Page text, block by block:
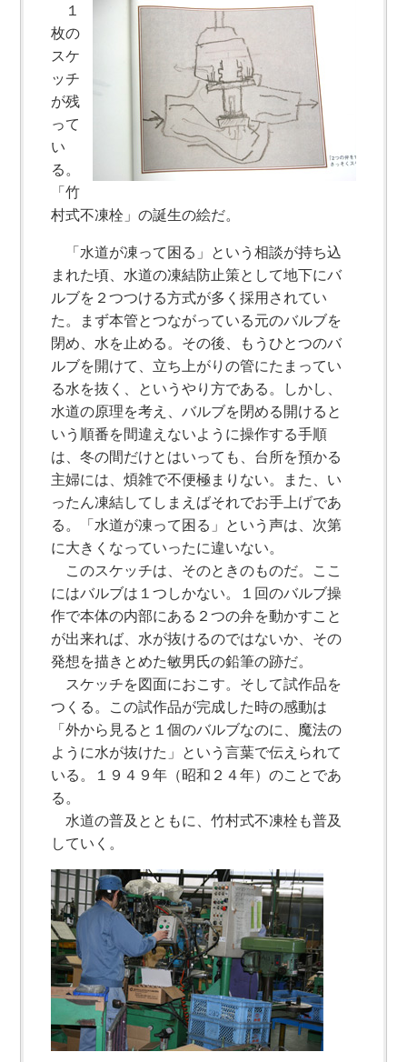
１
枚の
スケ
ッチ
が残
って
い
る。
「竹
村式不凍栓」の誕生の絵だ。
「水道が凍って困る」という相談が持ち込
まれた頃、水道の凍結防止策として地下にバ
ルブを２つつける方式が多く採用されてい
た。まず本管とつながっている元のバルブを
閉め、水を止める。その後、もうひとつのバ
ルブを開けて、立ち上がりの管にたまってい
る水を抜く、というやり方である。しかし、
水道の原理を考え、バルブを閉める開けると
いう順番を間違えないように操作する手順
は、冬の間だけとはいっても、台所を預かる
主婦には、煩雑で不便極まりない。また、い
ったん凍結してしまえばそれでお手上げであ
る。「水道が凍って困る」という声は、次第
に大きくなっていったに違いない。
このスケッチは、そのときのものだ。ここ
にはバルブは１つしかない。１回のバルブ操
作で本体の内部にある２つの弁を動かすこと
が出来れば、水が抜けるのではないか、その
発想を描きとめた敏男氏の鉛筆の跡だ。
スケッチを図面におこす。そして試作品を
つくる。この試作品が完成した時の感動は
「外から見ると１個のバルブなのに、魔法の
ように水が抜けた」という言葉で伝えられて
いる。１９４９年（昭和２４年）のことであ
る。
水道の普及とともに、竹村式不凍栓も普及
していく。